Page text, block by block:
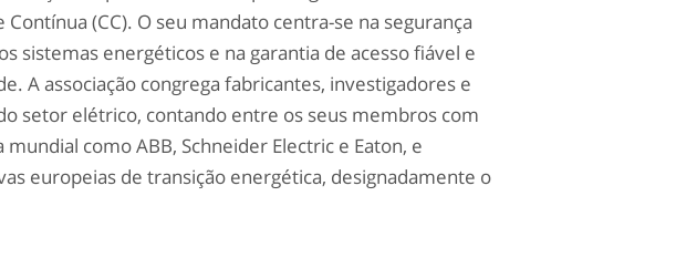
(CC). O seu mandato centra-se na segurança
sistemas energéticos e na garantia de acesso fiável e
A associação congrega fabricantes, investigadores e
setor elétrico, contando entre os seus membros com
como ABB, Schneider Electric e Eaton, e
europeias de transição energética, designadamente o